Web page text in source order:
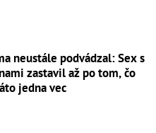
neustále podvádzal: Sex s
zastavil až po tom, čo
jedna vec